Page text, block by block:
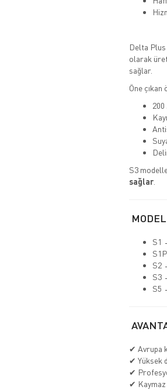
Delta Plus
olarak
sağlar.
Öne
200
S3
sağlar.
S1
S2
S3
S5
✔ Avrupa
✔ Yüksek
✔
✔ Kaymaz